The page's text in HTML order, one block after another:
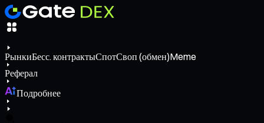
РынкиБесс. контрактыСпотСвоп (обмен)Meme
Реферал
Подробнее